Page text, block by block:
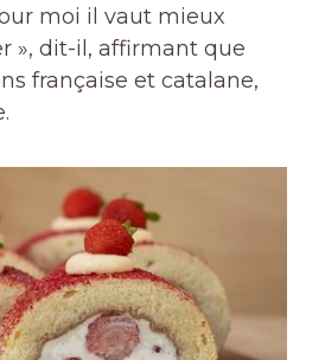
moi il vaut mieux
», dit-il, affirmant que
française et catalane,